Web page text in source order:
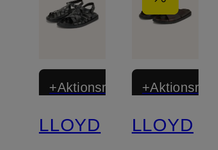
+Aktionsrabatt
LLOYD
LLOYD